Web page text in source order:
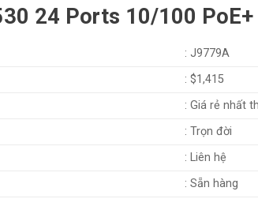
24 Ports 10/100
: J9779A
: $1,415
: Giá rẻ nhất
: Trọn đời
: Liên hệ
: Sẵn hàng